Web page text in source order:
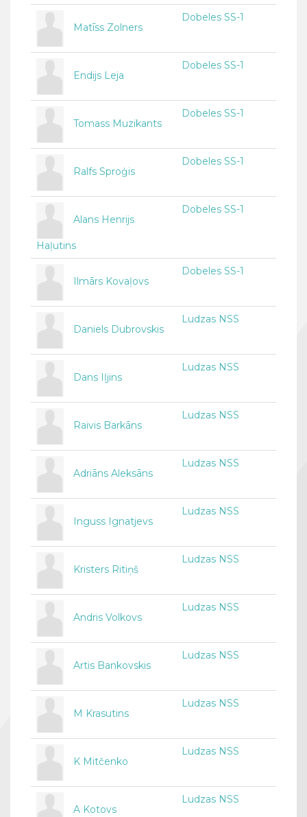
Matīss Zolners
Dobeles SS-1
Endijs Leja
Dobeles SS-1
Tomass Muzikants
Dobeles SS-1
Ralfs Sproģis
Dobeles SS-1
Alans Henrijs
Haļutins
Dobeles SS-1
Ilmārs Kovaļovs
Dobeles SS-1
Daniels Dubrovskis
Ludzas NSS
Dans Iļjins
Ludzas NSS
Raivis Barkāns
Ludzas NSS
Adriāns Aleksāns
Ludzas NSS
Inguss Ignatjevs
Ludzas NSS
Kristers Ritiņš
Ludzas NSS
Andris Volkovs
Ludzas NSS
Artis Bankovskis
Ludzas NSS
M Krasutins
Ludzas NSS
K Mitčenko
Ludzas NSS
A Kotovs
Ludzas NSS